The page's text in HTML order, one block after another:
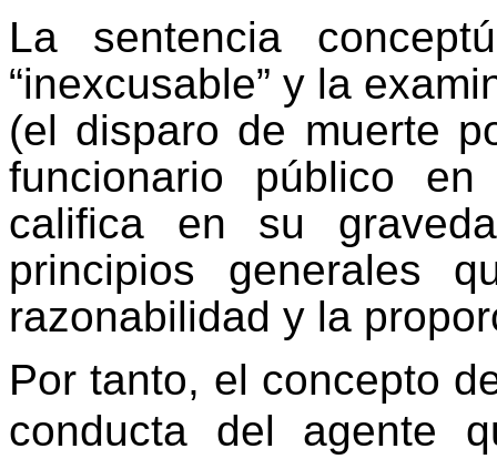
La sentencia
“inexcusable” y la
(el disparo de muerte
funcionario público
califica en su
principios generales
razonabilidad y la
Por tanto, el concepto
conducta del agente